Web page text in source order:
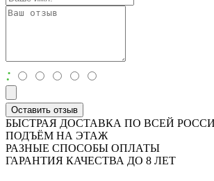
:
Оставить отзыв
БЫСТРАЯ ДОСТАВКА ПО ВСЕЙ
ПОДЪЁМ НА ЭТАЖ
РАЗНЫЕ СПОСОБЫ ОПЛАТЫ
ГАРАНТИЯ КАЧЕСТВА ДО 8 ЛЕТ